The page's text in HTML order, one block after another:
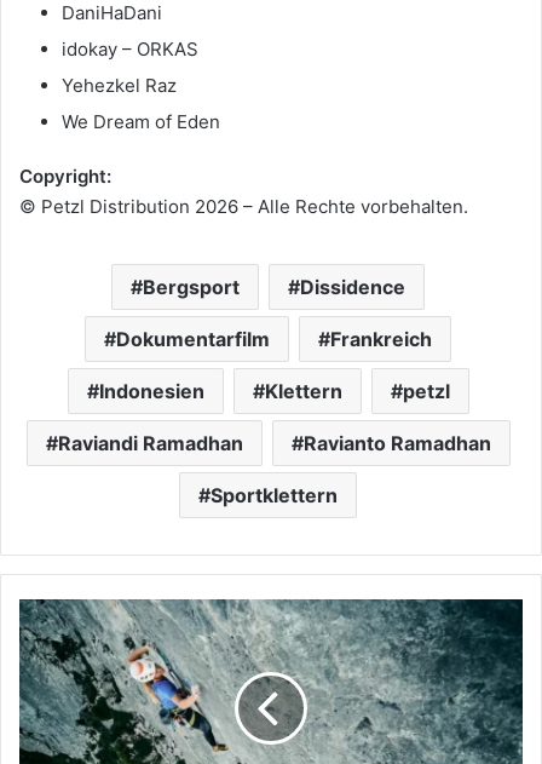
DaniHaDani
idokay – ORKAS
Yehezkel Raz
We Dream of Eden
Copyright:
© Petzl Distribution 2026 – Alle Rechte vorbehalten.
Bergsport Dissidence
Dokumentarfilm Frankreich
Indonesien Klettern petzl
Raviandi Ramadhan Ravianto Ramadhan
Sportklettern
Lara
Neumeier
vollendet
die
Alpine
Trilogy